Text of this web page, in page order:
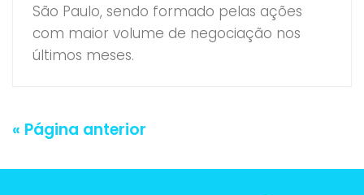
São Paulo, sendo formado pelas ações
com maior volume de negociação nos
últimos meses.
« Página anterior